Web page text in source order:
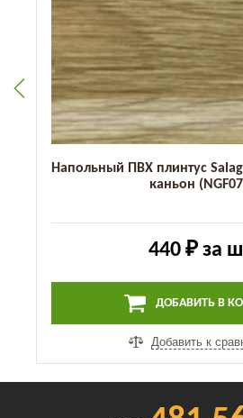
Напольный ПВХ плинтус
каньон
440 ₽за
ДОБАВИТЬ В
Добавить к